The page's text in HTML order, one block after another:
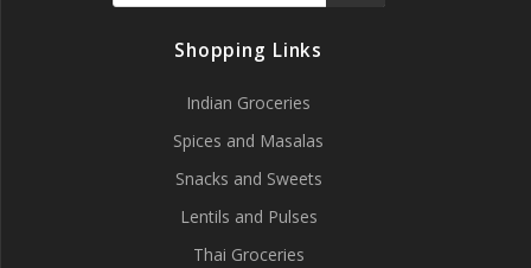
Shopping Links
Indian Groceries
Spices and Masalas
Snacks and Sweets
Lentils and Pulses
Thai Groceries